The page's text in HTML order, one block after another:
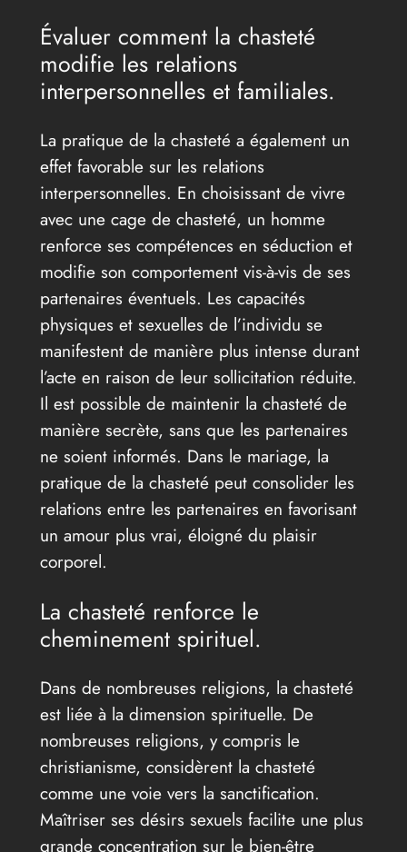
Évaluer comment la chasteté
modifie les relations
interpersonnelles et familiales.
La pratique de la chasteté a également un
effet favorable sur les relations
interpersonnelles. En choisissant de vivre
avec une cage de chasteté, un homme
renforce ses compétences en séduction et
modifie son comportement vis-à-vis de ses
partenaires éventuels. Les capacités
physiques et sexuelles de l’individu se
manifestent de manière plus intense durant
l’acte en raison de leur sollicitation réduite.
Il est possible de maintenir la chasteté de
manière secrète, sans que les partenaires
ne soient informés. Dans le mariage, la
pratique de la chasteté peut consolider les
relations entre les partenaires en favorisant
un amour plus vrai, éloigné du plaisir
corporel.
La chasteté renforce le
cheminement spirituel.
Dans de nombreuses religions, la chasteté
est liée à la dimension spirituelle. De
nombreuses religions, y compris le
christianisme, considèrent la chasteté
comme une voie vers la sanctification.
Maîtriser ses désirs sexuels facilite une plus
grande concentration sur le bien-être